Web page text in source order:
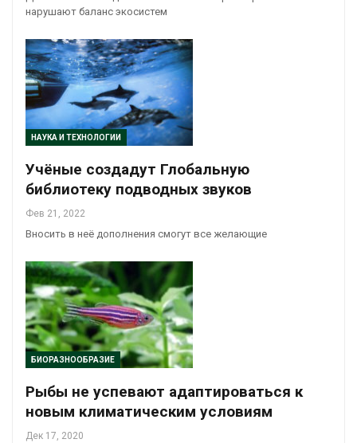
нарушают баланс экосистем
НАУКА И ТЕХНОЛОГИИ
Учёные создадут Глобальную
библиотеку подводных звуков
Фев 21, 2022
Вносить в неё дополнения смогут все желающие
БИОРАЗНООБРАЗИЕ
Рыбы не успевают адаптироваться к
новым климатическим условиям
Дек 17, 2020